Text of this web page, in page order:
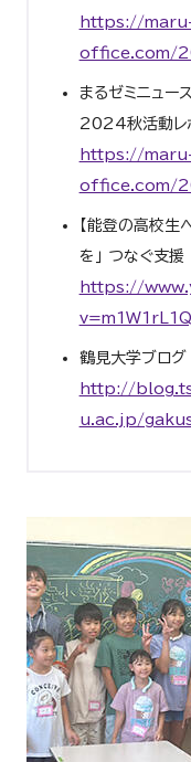
https://
office.com/
まるゼミニュー
2024秋活動レ
https://
office.com/
【能登の高校生
を｣ つなぐ支
https://
鶴見大学ブログ
http://
u.ac.jp/